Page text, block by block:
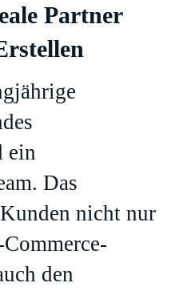
Partner
ein
Das
nicht nur
den